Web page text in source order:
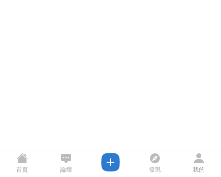
首頁 論壇 發現 我的